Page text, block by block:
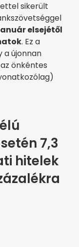
sikerült
elsejétől
. Ez a
a újonnan
önkéntes
7,3
hitelek